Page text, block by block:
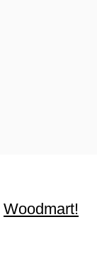
Woodmart!